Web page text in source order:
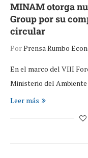
MINAM otorga
Group por su
circular
PorPrensa Rumbo
En el marco del VIII
Ministerio del
Leer más